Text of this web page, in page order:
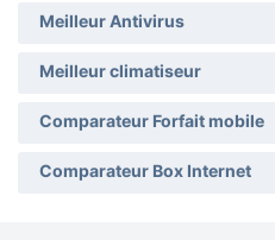
Meilleur Antivirus
Meilleur climatiseur
Comparateur Forfait mobile
Comparateur Box Internet